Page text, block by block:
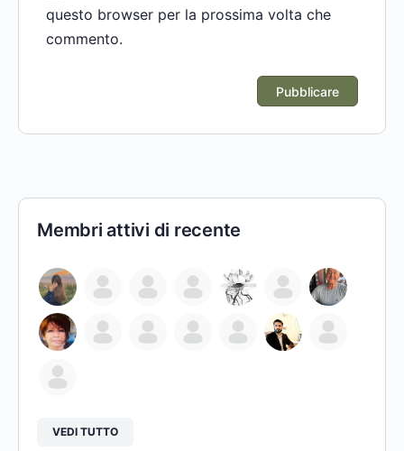
questo browser per la prossima volta che
commento.
Membri attivi di recente
VEDI TUTTO